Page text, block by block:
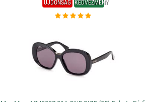
ÚJDONSÁG KEDVEZMÉNY